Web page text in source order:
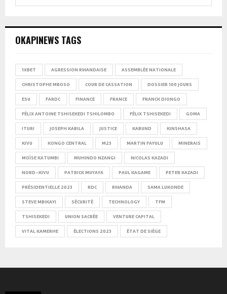
OKAPINEWS TAGS
1XBET AGRESSION RWANDAISE ASSEMBLÉE NATIONALE
CHRISTOPHE MBOSO COUR DE CASSATION DOSSIER 100 JOURS
ESU FARDC FINANCE FRANCE FRANCK DIONGO
FÉLIX ANTOINE TSHISEKEDI TSHILOMBO FÉLIX TSHISEKEDI GOMA
ITURI JOSEPH KABILA JUSTICE KABUND KINSHASA
KIVU KONGO CENTRAL M23 MARTIN FAYULU MINERAIS
MOÏSE KATUMBI MUHINDO NZANGI NICOLAS KAZADI
NORD-KIVU PATRICK MUYAYA PAUL KAGAME PETER KAZADI
PRÉSIDENTIELLE 2023 RDC RWANDA SAMA LUKONDE
STEVE MBIKAYI SÉCURITÉ TECHNOLOGY TFM
TSHISEKEDI UNION SACRÉE VENTURE CAPITAL
VITAL KAMERHE ÉLECTIONS 2023 ÉTAT DE SIÈGE